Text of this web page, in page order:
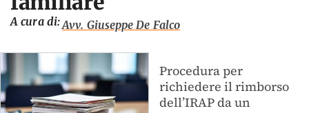
A cura di:Avv. Giuseppe De Falco
Procedura per
richiedere il rimborso
dell’IRAP da un